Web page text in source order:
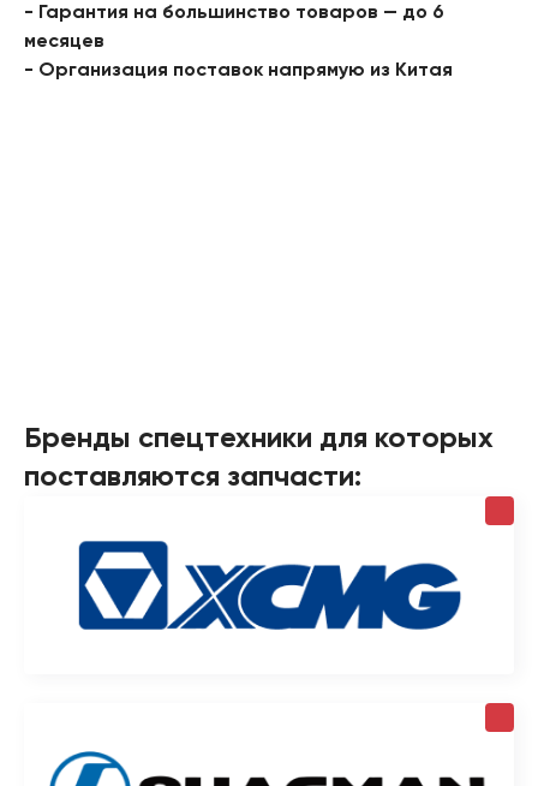
- Гарантия на большинство товаров — до 6
месяцев
- Организация поставок напрямую из Китая
Бренды спецтехники для которых
поставляются запчасти: